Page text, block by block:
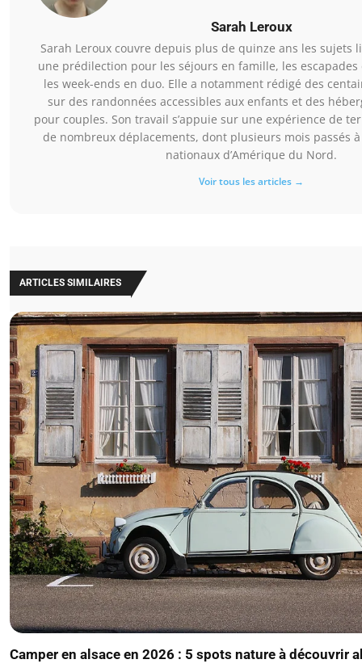
Sarah Leroux
Sarah Leroux couvre depuis plus de quinze ans les sujets
une prédilection pour les séjours en famille, les
les week-ends en duo. Elle a notamment rédigé des
sur des randonnées accessibles aux enfants et des
pour couples. Son travail s’appuie sur une expérience de
de nombreux déplacements, dont plusieurs mois passés
nationaux d’Amérique du Nord.
Voir tous les articles →
ARTICLES SIMILAIRES
Camper en alsace en 2026 : 5 spots nature à découvrir